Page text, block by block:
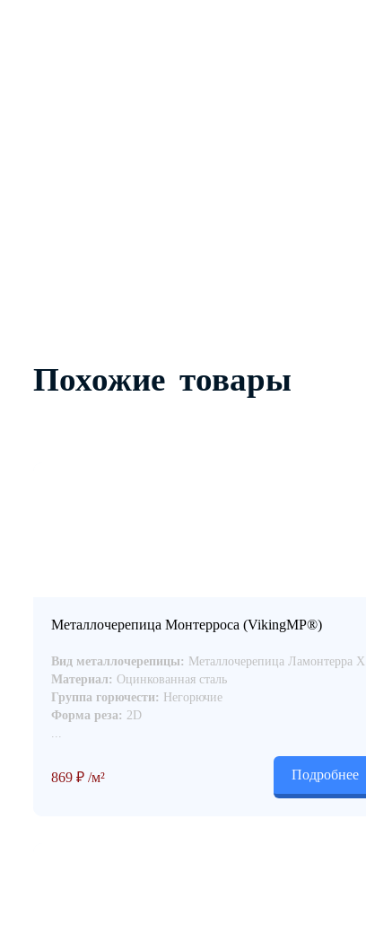
Похожие товары
Металлочерепица Монтерроса (VikingMP®)
Вид металлочерепицы: Металлочерепица Ламонтерра Х
Материал: Оцинкованная сталь
Группа горючести: Негорючие
Форма реза: 2D
...
869 ₽ /м² Подробнее